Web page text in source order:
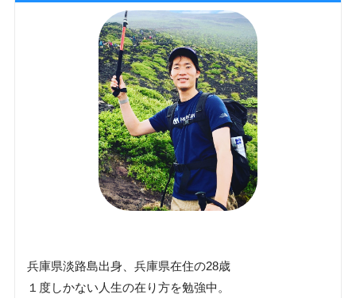
兵庫県淡路島出身、兵庫県在住の28歳
１度しかない人生の在り方を勉強中。